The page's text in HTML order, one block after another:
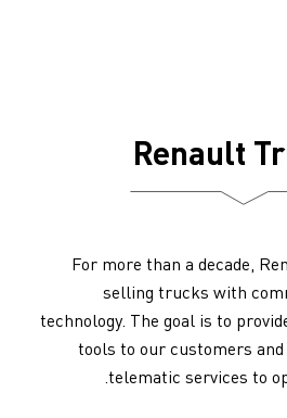
Renault
For more than a decade,
selling trucks with
technology. The goal is to
tools to our customers
telematic services to